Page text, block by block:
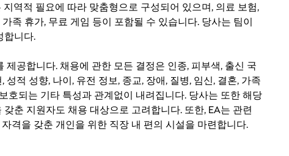
역적 필요에 따라 맞춤형으로 구성되어 있으며, 의료 보험,
족 휴가, 무료 게임 등이 포함될 수 있습니다. 당사는 팀이
합니다.
공합니다. 채용에 관한 모든 결정은 인종, 피부색, 출신 국
성적 성향, 나이, 유전 정보, 종교, 장애, 질병, 임신, 결혼, 가족
호되는 기타 특성과 관계없이 내려집니다. 당사는 또한 해당
춘 지원자도 채용 대상으로 고려합니다. 또한, EA는 관련
격을 갖춘 개인을 위한 직장 내 편의 시설을 마련합니다.